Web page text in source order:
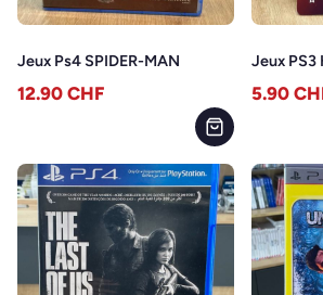
Jeux Ps4 SPIDER-MAN
12.90 CHF
Jeux PS3
5.90